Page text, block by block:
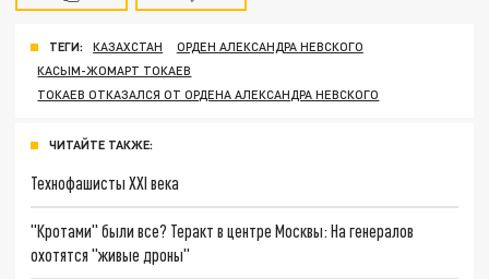
ТЕГИ: КАЗАХСТАН
ОРДЕН АЛЕКСАНДРА НЕВСКОГО
КАСЫМ-ЖОМАРТ ТОКАЕВ
ТОКАЕВ ОТКАЗАЛСЯ ОТ ОРДЕНА АЛЕКСАНДРА НЕВСКОГО
ЧИТАЙТЕ ТАКЖЕ:
Технофашисты XXI века
"Кротами" были все? Теракт в центре Москвы: На генералов
охотятся "живые дроны"